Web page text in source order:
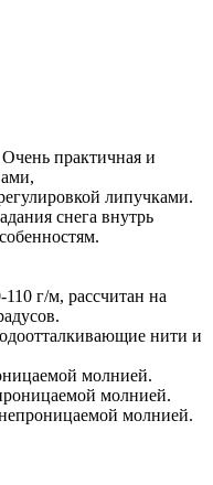
практичная и
липучками.
снега внутрь
г/м, рассчитан на
нити и
молнией.
молнией.
молнией.